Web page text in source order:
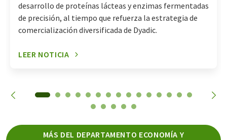
desarrollo de proteínas lácteas y enzimas fermentadas
de precisión, al tiempo que refuerza la estrategia de
comercialización diversificada de Dyadic.
LEER NOTICIA
MÁS DEL DEPARTAMENTO ECONOMÍA Y